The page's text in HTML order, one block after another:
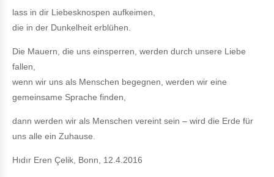
lass in dir Liebesknospen aufkeimen,
die in der Dunkelheit erblühen.
Die Mauern, die uns einsperren, werden durch unsere Liebe
fallen,
wenn wir uns als Menschen begegnen, werden wir eine
gemeinsame Sprache finden,
dann werden wir als Menschen vereint sein – wird die Erde für
uns alle ein Zuhause.
Hıdır Eren Çelik, Bonn, 12.4.2016